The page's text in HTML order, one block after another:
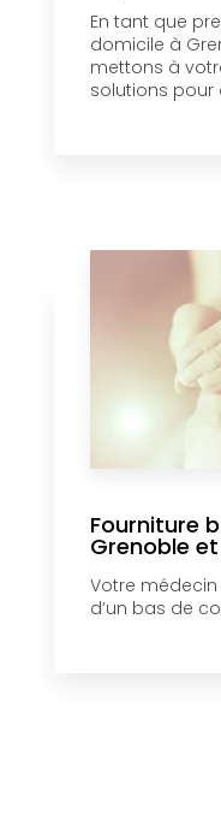
En tant que
domicile à
mettons à
solutions pour
Fourniture
Grenoble
Votre
d’un bas de